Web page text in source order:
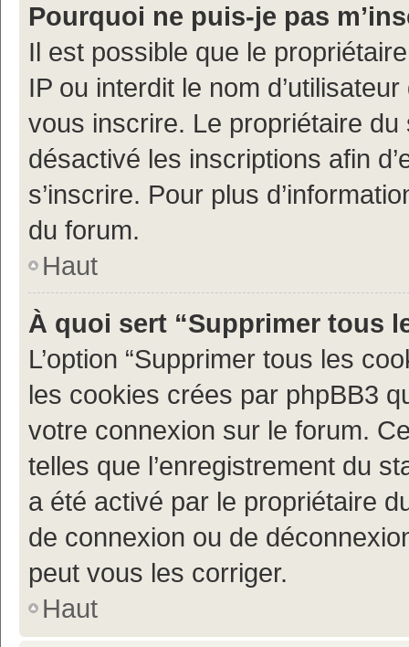
Pourquoi ne puis-je pas
Il est possible que le
IP ou interdit le nom
vous inscrire. Le propriétaire
désactivé les inscriptions afin
s’inscrire. Pour plus
du forum.
Haut
À quoi sert “Supprimer tous
L’option “Supprimer tous les
les cookies crées par phpBB3
votre connexion sur le forum.
telles que l’enregistrement du
a été activé par le propriétaire
de connexion ou de
peut vous les corriger.
Haut